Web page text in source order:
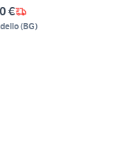
€
(BG)